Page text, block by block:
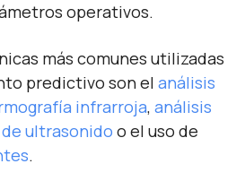
operativos.
más comunes utilizadas
predictivo son el análisis
infrarroja, análisis
ultrasonido o el uso de
.